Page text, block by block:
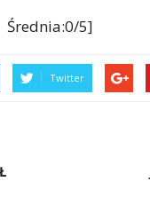
Średnia:0/5]
Twitter